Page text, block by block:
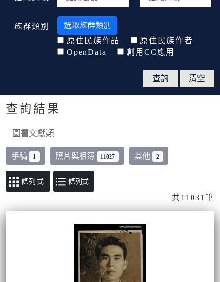
族群類別
選取族群類別
原住民族作品
原住民族作者
OpenData
創用CC應用
查詢結果
圖書文獻類
手稿 1 照片與相簿 11027 其他 2
條列式
共11031筆